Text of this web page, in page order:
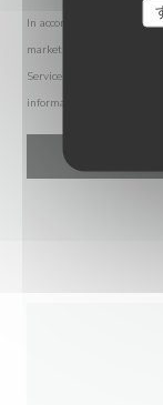
In accordance with data
marketing
Service at
information about how we